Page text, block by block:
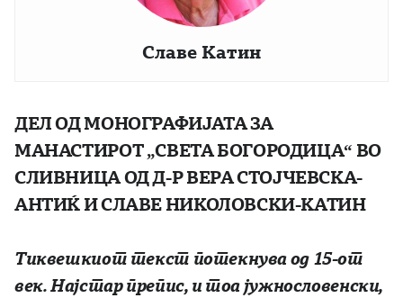
Славе Катин
ДЕЛ ОД МОНОГРАФИЈАТА ЗА
МАНАСТИРОТ „СВЕТА БОГОРОДИЦА“ ВО
СЛИВНИЦАОД Д-Р ВЕРА СТОЈЧЕВСКА-
АНТИЌ И СЛАВЕ НИКОЛОВСКИ-КАТИН
Тиквешкиот текст потекнува од 15-от
век. Најстар препис, и тоа јужнословенски,